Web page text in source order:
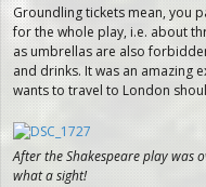
Groundling tickets mean, you
for the whole play, i.e. about
as umbrellas are also
and drinks. It was an amazing
wants to travel to London
After the Shakespeare play was
what a sight!